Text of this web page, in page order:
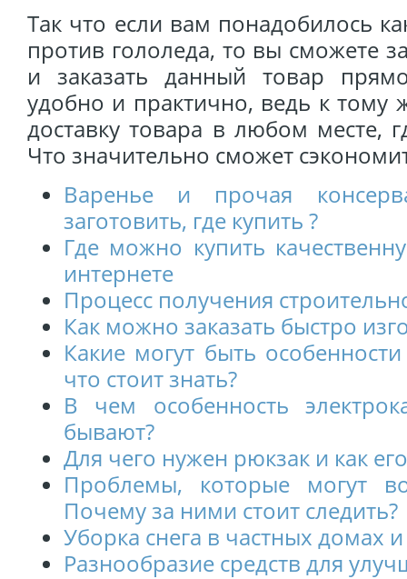
Так что если вам понадобилось
против гололеда, то вы сможете
и заказать данный товар
удобно и практично, ведь к тому
доставку товара в любом месте,
Что значительно сможет
Варенье и прочая
заготовить, где купить ?
Где можно купить
интернете
Процесс получения
Как можно заказать быстро
Какие могут быть
что стоит знать?
В чем особенность
бывают?
Для чего нужен рюкзак и как
Проблемы, которые могут
Почему за ними стоит следить?
Уборка снега в частных домах
Разнообразие средств для